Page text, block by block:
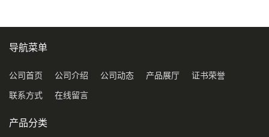
导航菜单
公司首页 公司介绍 公司动态 产品展厅 证书荣誉
联系方式 在线留言
产品分类